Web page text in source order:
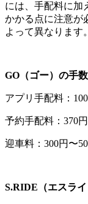
には、手配料に加
かかる点に注意が
よって異なります。
GO（ゴー）の手
アプリ手配料：
予約手配料：370
迎車料：300円〜
S.RIDE（エスラ